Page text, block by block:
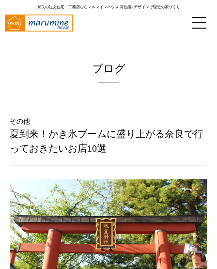
奈良の注文住宅・工務店ならマルマインハウス 高性能×デザインで理想の家づくり
ブログ
その他
夏到来！かき氷ブームに盛り上がる奈良で行
っておきたいお店10選